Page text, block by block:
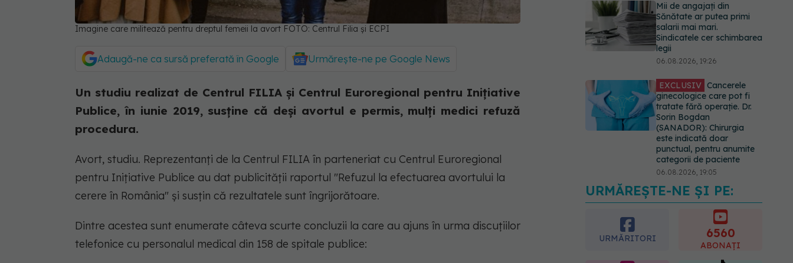
Imagine care militează pentru dreptul femeii la avort FOTO: Centrul Filia și ECPI
Adaugă-ne ca sursă preferată în Google Urmărește-ne pe Google News
Un studiu realizat de Centrul FILIA și Centrul Euroregional pentru Inițiative
Publice, în iunie 2019, susține că deși avortul e permis, mulți medici refuză
procedura.
Avort, studiu. Reprezentanți de la Centrul FILIA în parteneriat cu Centrul Euroregional
pentru Inițiative Publice au dat publicității raportul "Refuzul la efectuarea avortului la
cerere în România" și susțin că rezultatele sunt îngrijorătoare.
Dintre acestea sunt enumerate câteva scurte concluzii la care au ajuns în urma discuțiilor
telefonice cu personalul medical din 158 de spitale publice:
Mii de angajați din
Sănătate ar putea primi
salarii mai mari.
Sindicatele cer schimbarea
legii
06.08.2026, 19:26
EXCLUSIV Cancerele
ginecologice care pot fi
tratate fără operație. Dr.
Sorin Bogdan
(SANADOR): Chirurgia
este indicată doar
punctual, pentru anumite
categorii de paciente
06.08.2026, 19:05
EXCLUSIV Brahiterapie
vs radioterapie externă în
cancerul ginecologic. Dr.
Sorin Bogdan (SANADOR)
explică diferența și cum
acționează tratamentul
URMĂREȘTE-NE ȘI PE:
URMĂRITORI 6560
ABONAȚI